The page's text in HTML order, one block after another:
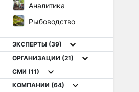
Аналитика
Рыбоводство
ЭКСПЕРТЫ (39)
ОРГАНИЗАЦИИ (21)
СМИ (11)
КОМПАНИИ (64)